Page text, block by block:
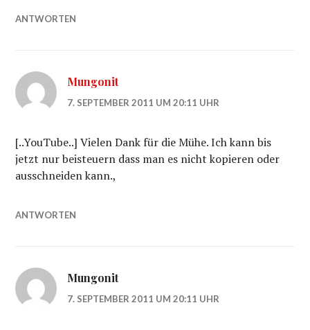
ANTWORTEN
Mungonit
7. SEPTEMBER 2011 UM 20:11 UHR
[..YouTube..] Vielen Dank für die Mühe. Ich kann bis
jetzt nur beisteuern dass man es nicht kopieren oder
ausschneiden kann.,
ANTWORTEN
Mungonit
7. SEPTEMBER 2011 UM 20:11 UHR